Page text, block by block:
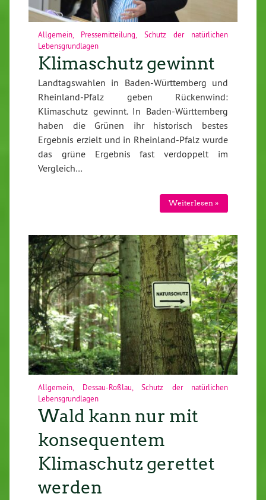
Allgemein, Pressemitteilung, Schutz der natürlichen
Lebensgrundlagen
Klimaschutz gewinnt
Landtagswahlen in Baden-Württemberg und
Rheinland-Pfalz geben Rückenwind:
Klimaschutz gewinnt. In Baden-Württemberg
haben die Grünen ihr historisch bestes
Ergebnis erzielt und in Rheinland-Pfalz wurde
das grüne Ergebnis fast verdoppelt im
Vergleich…
Weiterlesen »
Allgemein Dessau-Roßlau
Schutz der natürlichen
Lebensgrundlagen
Wald kann nur mit
konsequentem
Klimaschutz gerettet
werden